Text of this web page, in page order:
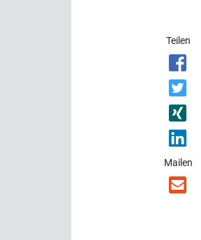
Teilen
Mailen